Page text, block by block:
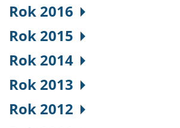
Rok 2016
Rok 2015
Rok 2014
Rok 2013
Rok 2012